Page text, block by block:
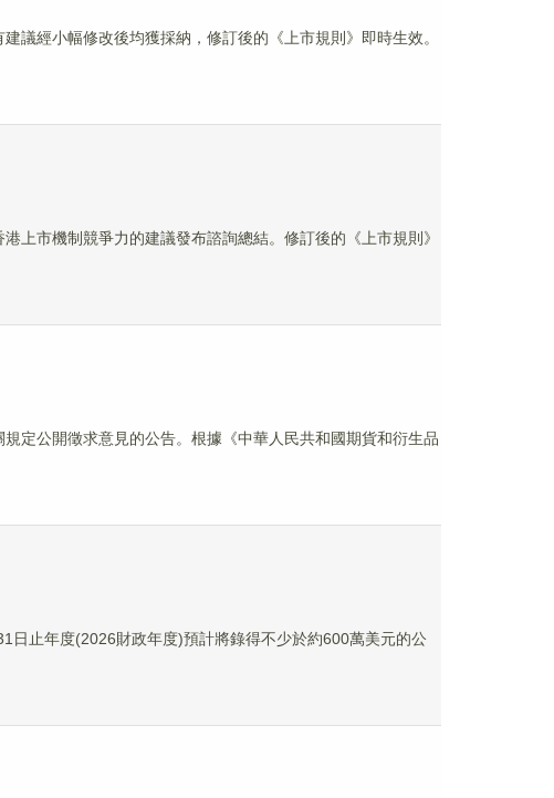
議經小幅修改後均獲採納，修訂後的《上市規則》即時生效。
上市機制競爭力的建議發布諮詢總結。修訂後的《上市規則》
定公開徵求意見的公告。根據《中華人民共和國期貨和衍生品
日止年度(2026財政年度)預計將錄得不少於約600萬美元的公